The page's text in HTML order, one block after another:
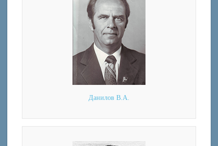
Данилов В.А.